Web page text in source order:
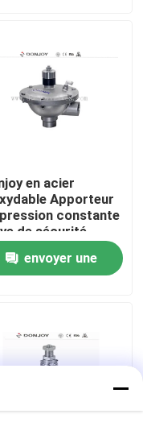
en acier
Apporteur
constante
de sécurité
de travail de
envoyer une